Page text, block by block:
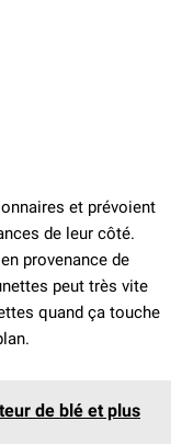
et prévoient
de leur côté.
provenance de
peut très vite
quand ça touche
de blé et plus